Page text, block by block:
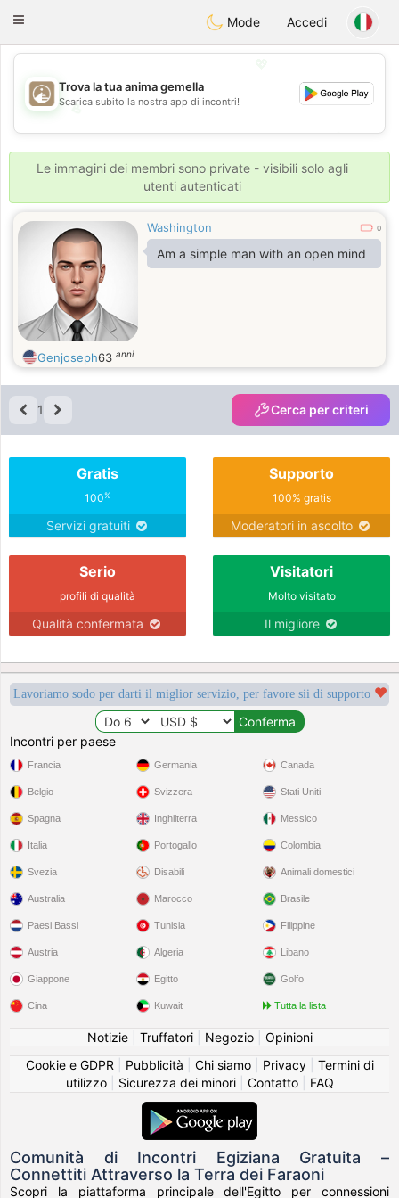
ahebik
Toggle
Mode Accedi
💖
💕
💕
Trova la tua anima gemella
Scarica subito la nostra app di incontri!
Le immagini dei membri sono private - visibili solo agli
utenti autenticati
Washington 0
Am a simple man with an open mind
Genjoseph63 anni
1 Cerca per criteri
Gratis
100%
Servizi gratuiti
Supporto
100% gratis
Moderatori in ascolto
Serio
profili di qualità
Qualità confermata
Visitatori
Molto visitato
Il migliore
Lavoriamo sodo per darti il miglior servizio, per favore sii di supporto
Incontri per paese
Francia
Belgio
Spagna
Italia
Svezia
Germania
Svizzera
Inghilterra
Portogallo
Disabili
Canada
Stati Uniti
Messico
Colombia
Animali domestici
Australia
Paesi Bassi
Austria
Giappone
Cina
Marocco
Tunisia
Algeria
Egitto
Kuwait
Brasile
Filippine
Libano
Golfo
Tutta la lista
Notizie| Truffatori| Negozio| Opinioni
Cookie e GDPR
Pubblicità Chi siamo| Privacy| Termini di
utilizzo| Sicurezza dei minori| Contatto| FAQ
Comunità di Incontri Egiziana Gratuita –
Connettiti Attraverso la Terra dei Faraoni
Scopri la piattaforma principale dell'Egitto per connessioni